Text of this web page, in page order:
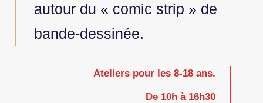
autour du « comic strip » de
bande-dessinée.
Ateliers pour les 8-18 ans.
De 10h à 16h30